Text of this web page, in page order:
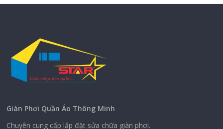
Giàn Phơi Quần Áo Thông Minh
Chuyên cung cấp lắp đặt sửa chữa giàn phơi.